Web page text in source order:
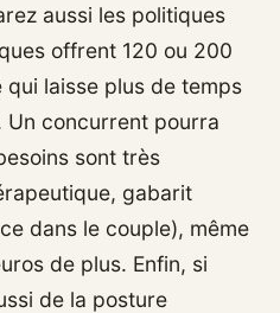
aussi les politiques
offrent 120 ou 200
qui laisse plus de temps
concurrent pourra
sont très
gabarit
dans le couple), même
de plus. Enfin, si
de la posture